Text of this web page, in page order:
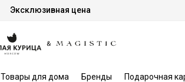
Эксклюзивная цена
Товары для дома Бренды Подарочная